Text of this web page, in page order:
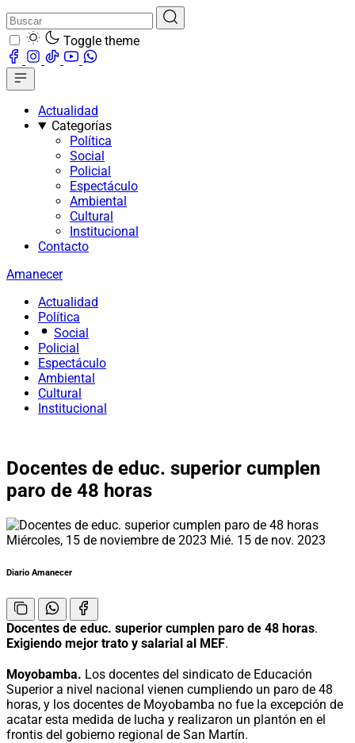
Toggle theme
Actualidad
Categorías
Política
Social
Policial
Espectáculo
Ambiental
Cultural
Institucional
Contacto
Amanecer
Actualidad
Política
Social
Policial
Espectáculo
Ambiental
Cultural
Institucional
Docentes de educ. superior cumplen
paro de 48 horas
Miércoles, 15 de noviembre de 2023 Mié. 15 de nov. 2023
Diario Amanecer
Docentes de educ. superior cumplen paro de 48 horas.
Exigiendo mejor trato y salarial al MEF.
Moyobamba. Los docentes del sindicato de Educación
Superior a nivel nacional vienen cumpliendo un paro de 48
horas, y los docentes de Moyobamba no fue la excepción de
acatar esta medida de lucha y realizaron un plantón en el
frontis del gobierno regional de San Martín.